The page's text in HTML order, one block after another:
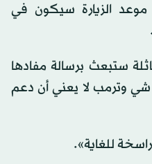
الزيارة سيكون في
ستبعث برسالة مفادها
وترمب لا يعني أن دعم
للغاية».